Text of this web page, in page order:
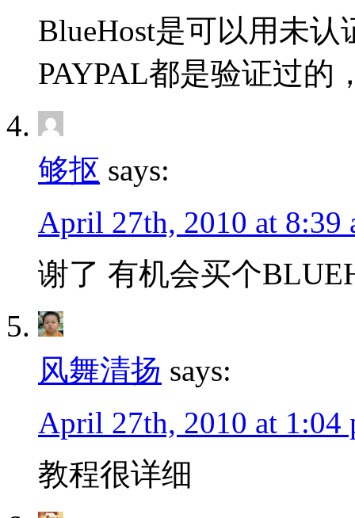
BlueHost是可以用未认
PAYPAL都是验证过的
够抠 says:
April 27th, 2010 at 8:39
谢了 有机会买个
风舞清扬 says:
April 27th, 2010 at 1:04
教程很详细